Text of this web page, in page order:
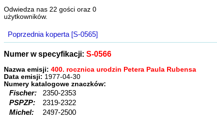
Odwiedza nas 22 gości oraz 0
użytkowników.
Poprzednia koperta [S-0565]
Numer w specyfikacji: S-0566
Nazwa emisji: 400. rocznica urodzin Petera Paula Rubensa
Data emisji: 1977-04-30
Numery katalogowe znaczków:
Fischer:
2350-2353
PSPZP:
2319-2322
Michel:
2497-2500